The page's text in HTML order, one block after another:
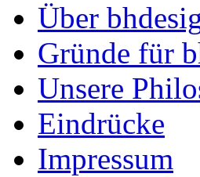
Über
Gründe für
Unsere
Eindrücke
Impressum